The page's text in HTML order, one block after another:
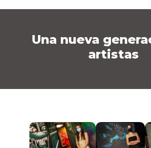
Una nueva
artistas